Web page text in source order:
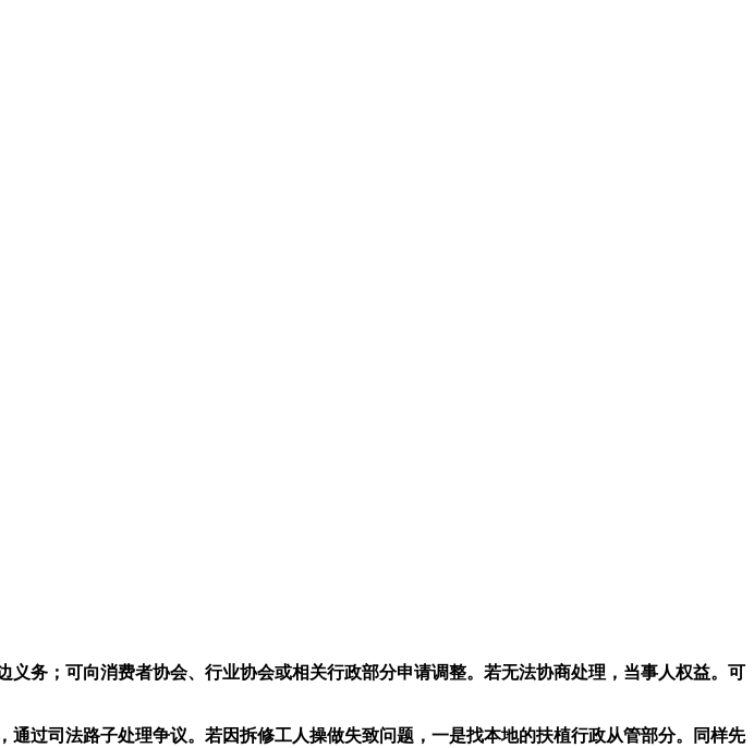
；可向消费者协会、行业协会或相关行政部分申请调整。若无法协商处理，当事人权益。可
司法路子处理争议。若因拆修工人操做失致问题，一是找本地的扶植行政从管部分。同样先